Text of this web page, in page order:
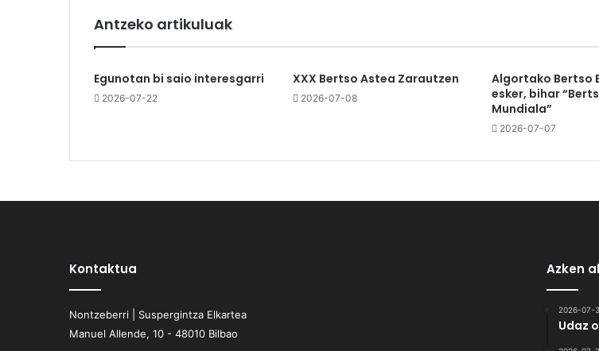
Antzeko artikuluak
Egunotan bi saio interesgarri
2026-07-22
XXX Bertso Astea Zarautzen
2026-07-08
Algortako Bertso
esker, bihar
Mundiala”
2026-07-07
Kontaktua
Nontzeberri | Suspergintza Elkartea
Manuel Allende, 10 - 48010 Bilbao
Azken
2026-07-
Udaz